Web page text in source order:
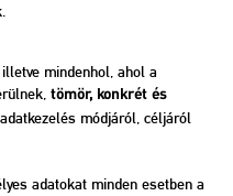
mindenhol, ahol a
tömör, konkrét és
módjáról, céljáról
adatokat minden esetben a